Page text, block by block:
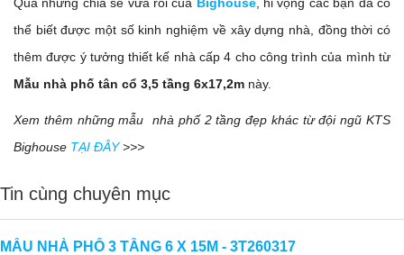
thể biết được một số kinh nghiệm về xây dựng nhà, đồng thời có
thêm được ý tưởng thiết kế nhà cấp 4 cho công trình của mình từ
Mẫu nhà phố tân cổ 3,5 tầng 6x17,2m này.
Xem thêm những mẫu nhà phố 2 tầng đẹp khác từ đội ngũ KTS
Bighouse TẠI ĐÂY>>>
Tin cùng chuyên mục
MẪU NHÀ PHỐ 3 TẦNG 6 X 15M - 3T260317